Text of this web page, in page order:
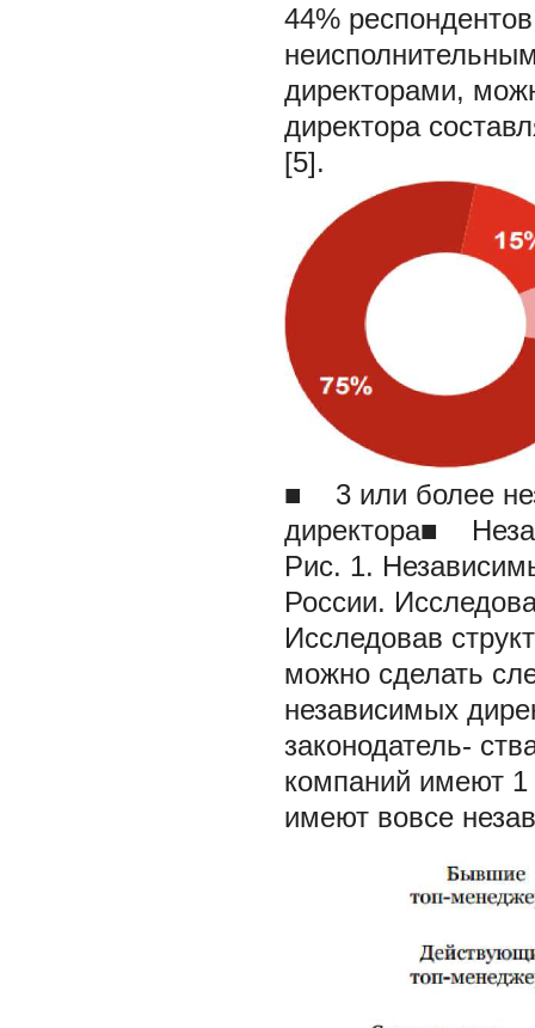
44%
директорами,
директора
[5].
■ 3 или более
директора■
Рис. 1.
России.
Исследовав
можно сделать
независимых
законодатель-
компаний имеют 1
имеют вовсе